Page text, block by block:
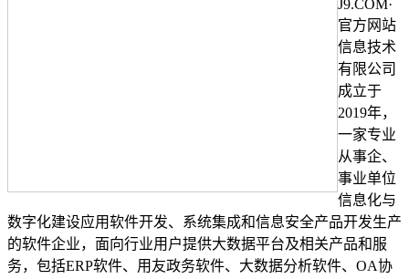
J9.COM·
官方网站
信息技术
有限公司
成立于
2019年，
一家专业
从事企、
事业单位
信息化与
数字化建设应用软件开发、系统集成和信息安全产品开发生产
的软件企业，面向行业用户提供大数据平台及相关产品和服
务，包括ERP软件、用友政务软件、大数据分析软件、OA协